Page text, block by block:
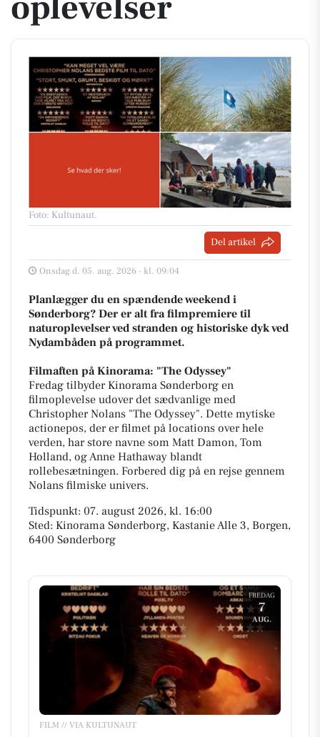
Foto: Kultunaut.
Del artikel
Onsdag d. 05. aug. 2026 - kl. 09:04
Planlægger du en spændende weekend i
Sønderborg? Der er alt fra filmpremiere til
naturoplevelser ved stranden og historiske dyk ved
Nydambåden på programmet.
Filmaften på Kinorama: "The Odyssey"
Fredag tilbyder Kinorama Sønderborg en
filmoplevelse udover det sædvanlige med
Christopher Nolans "The Odyssey". Dette mytiske
actionepos, der er filmet på locations over hele
verden, har store navne som Matt Damon, Tom
Holland, og Anne Hathaway blandt
rollebesætningen. Forbered dig på en rejse gennem
Nolans filmiske univers.
Tidspunkt: 07. august 2026, kl. 16:00
Sted: Kinorama Sønderborg, Kastanie Alle 3, Borgen,
6400 Sønderborg
FREDAG
7
AUG.
FILM // VIA KULTUNAUT